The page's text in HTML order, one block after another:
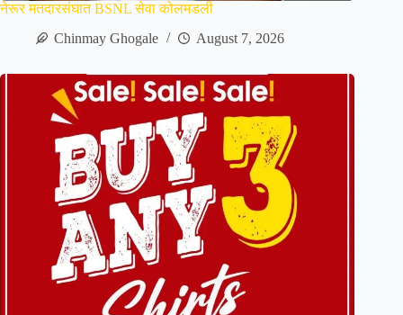
नेरूर मतदारसंघात BSNL सेवा कोलमडली
Chinmay Ghogale
August 7, 2026